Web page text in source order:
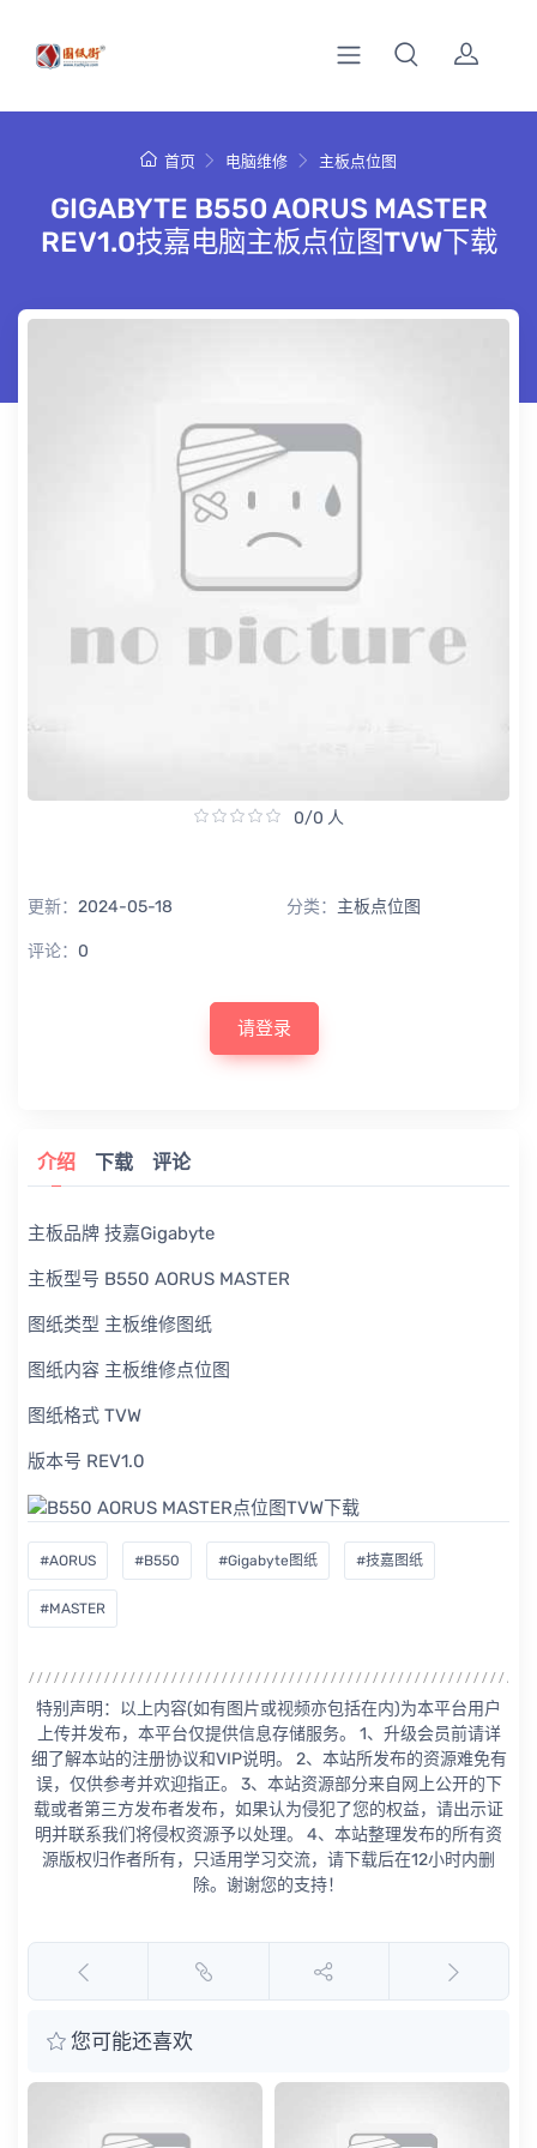
首页 电脑维修 主板点位图
GIGABYTE B550 AORUS MASTER
REV1.0技嘉电脑主板点位图TVW下载
0/0 人
更新： 2024-05-18 分类： 主板点位图
评论： 0
请登录
介绍 下载 评论
主板品牌 技嘉Gigabyte
主板型号 B550 AORUS MASTER
图纸类型 主板维修图纸
图纸内容 主板维修点位图
图纸格式 TVW
版本号 REV1.0
#AORUS #B550 #Gigabyte图纸 #技嘉图纸
#MASTER
特别声明：以上内容(如有图片或视频亦包括在内)为本平台用户
上传并发布，本平台仅提供信息存储服务。 1、升级会员前请详
细了解本站的注册协议和VIP说明。 2、本站所发布的资源难免有
误，仅供参考并欢迎指正。 3、本站资源部分来自网上公开的下
载或者第三方发布者发布，如果认为侵犯了您的权益，请出示证
明并联系我们将侵权资源予以处理。 4、本站整理发布的所有资
源版权归作者所有，只适用学习交流，请下载后在12小时内删
除。谢谢您的支持！
您可能还喜欢